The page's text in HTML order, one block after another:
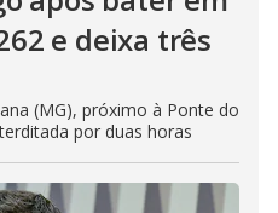
e deixa três
(MG), próximo à Ponte do
por duas horas